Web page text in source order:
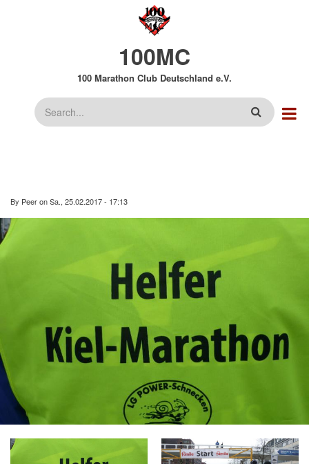
100MC
100 Marathon Club Deutschland e.V.
Suche
By PeeronSa., 25.02.2017 - 17:13